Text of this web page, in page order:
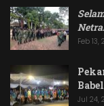
Feb 13,
Jul 24,